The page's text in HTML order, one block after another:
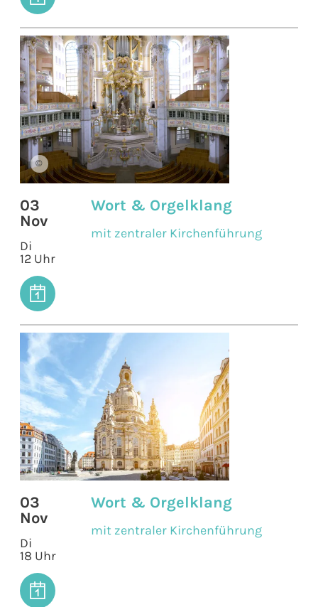
©
03
Nov
Di
12 Uhr
Wort & Orgelklang
mit zentraler Kirchenführung
03
Nov
Di
18 Uhr
Wort & Orgelklang
mit zentraler Kirchenführung